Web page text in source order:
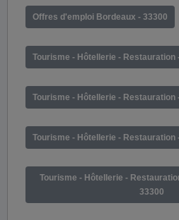
Offres d'emploi Bordeaux - 33300
Tourisme - Hôtellerie - Restauration
Tourisme - Hôtellerie - Restauration
Tourisme - Hôtellerie - Restauration
Tourisme - Hôtellerie -
33300